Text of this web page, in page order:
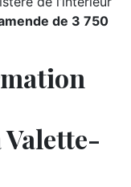
de 3 750
Valette-